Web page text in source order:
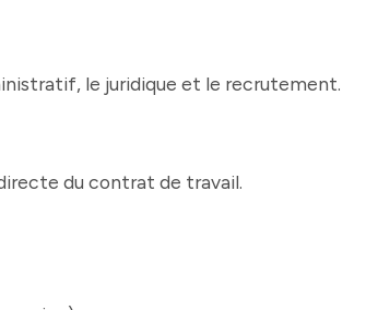
le juridique et le recrutement.
du contrat de travail.